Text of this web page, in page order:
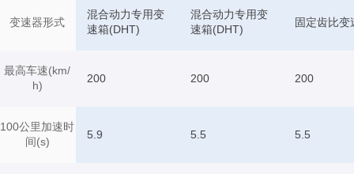
变速器形式
最高车速(km/
h)
100公里加速时
间(s)
混合动力专用变
速箱(DHT)
混合动力专用变
速箱(DHT)
固定齿比变
200 200 200
5.9 5.5 5.5